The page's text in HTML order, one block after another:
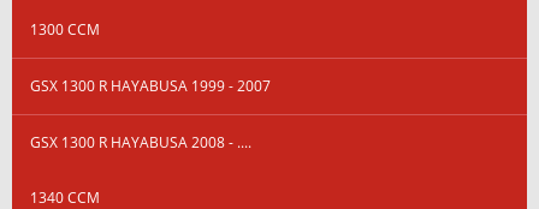
1300 CCM
GSX 1300 R HAYABUSA 1999 - 2007
GSX 1300 R HAYABUSA 2008 - ....
1340 CCM